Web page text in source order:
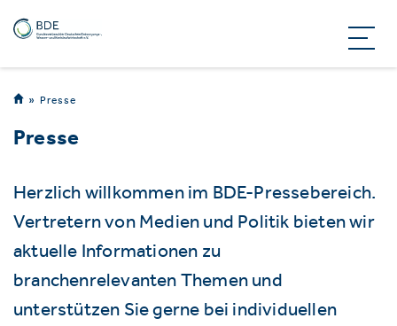
Presse
Presse
Herzlich willkommen im BDE-Pressebereich.
Vertretern von Medien und Politik bieten wir
aktuelle Informationen zu
branchenrelevanten Themen und
unterstützen Sie gerne bei individuellen